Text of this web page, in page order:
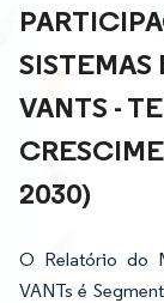
SISTEMAS
VANTS -
2030)
O Relatório do
VANTs é